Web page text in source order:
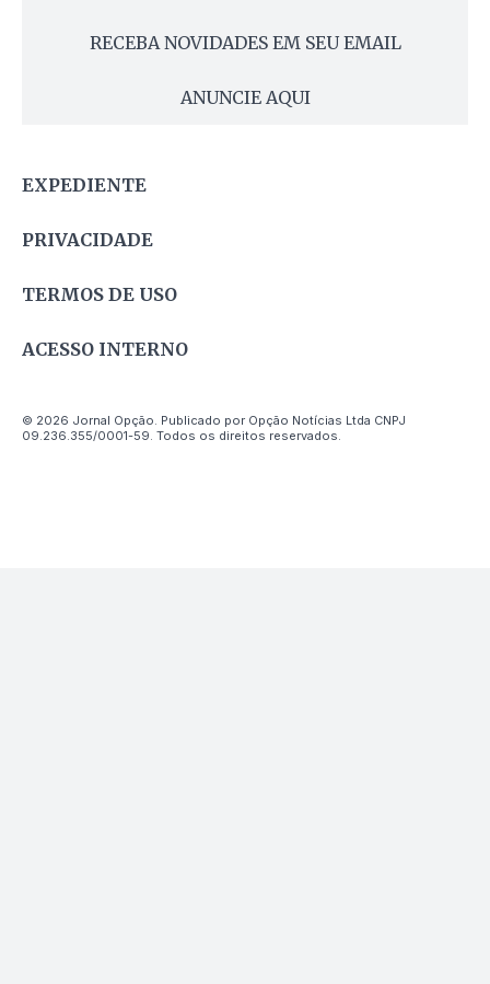
RECEBA NOVIDADES EM SEU EMAIL
ANUNCIE AQUI
EXPEDIENTE
PRIVACIDADE
TERMOS DE USO
ACESSO INTERNO
© 2026 Jornal Opção. Publicado por Opção Notícias Ltda CNPJ
09.236.355/0001-59. Todos os direitos reservados.